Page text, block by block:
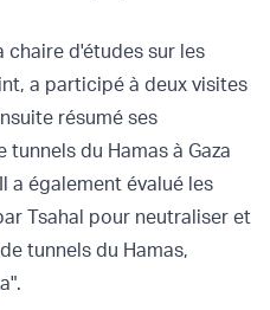
d'études sur les
a participé à deux visites
résumé ses
du Hamas à Gaza
a également évalué les
Tsahal pour neutraliser et
tunnels du Hamas,